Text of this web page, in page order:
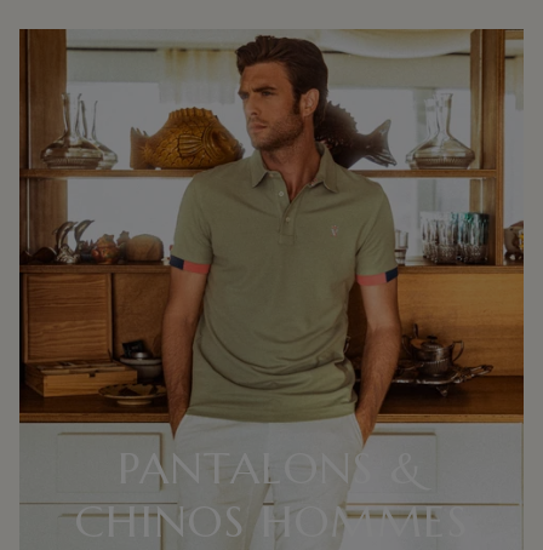
PANTALONS &
CHINOS HOMMES